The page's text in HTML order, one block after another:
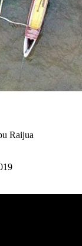
Raijua